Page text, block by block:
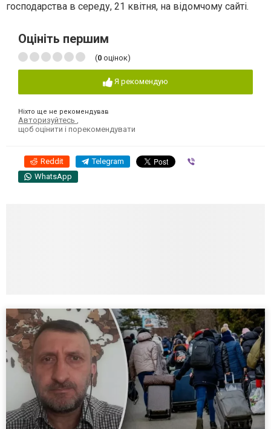
господарства в середу, 21 квітня, на відомчому сайті.
Оцініть першим
(0 оцінок)
Я рекомендую
Ніхто ще не рекомендував
Авторизуйтесь ,
щоб оцінити і порекомендувати
Reddit Telegram
WhatsApp